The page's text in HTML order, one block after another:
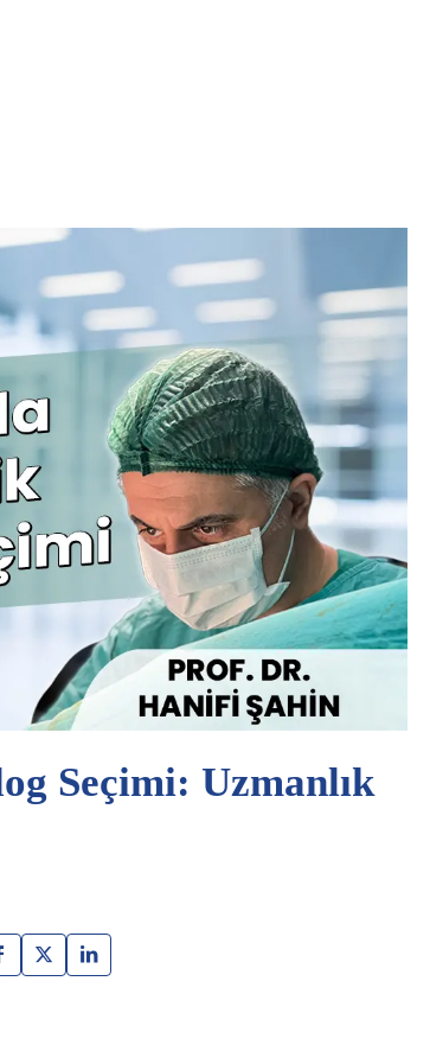
Seçimi: Uzmanlık